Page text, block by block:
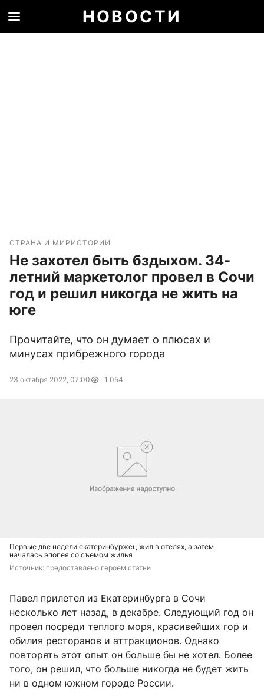
НОВОСТИ
СТРАНА И МИР ИСТОРИИ
Не захотел быть бздыхом. 34-
летний маркетолог провел в Сочи
год и решил никогда не жить на
юге
Прочитайте, что он думает о плюсах и
минусах прибрежного города
23 октября 2022, 07:00 1 054
Первые две недели екатеринбуржец жил в отелях, а затем
началась эпопея со съемом жилья
Источник: предоставлено героем статьи
Павел прилетел из Екатеринбурга в Сочи
несколько лет назад, в декабре. Следующий год он
провел посреди теплого моря, красивейших гор и
обилия ресторанов и аттракционов. Однако
повторять этот опыт он больше бы не хотел. Более
того, он решил, что больше никогда не будет жить
ни в одном южном городе России.